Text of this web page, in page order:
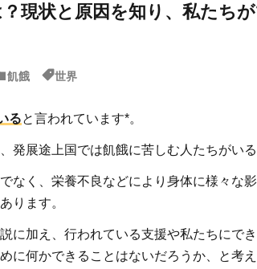
現状と原因を知り、私たち
飢餓 世界
ると言われています*。
発展途上国では飢餓に苦しむ人たちがいる
なく、栄養不良などにより身体に様々な影
あります。
に加え、行われている支援や私たちにで
に何かできることはないだろうか、と考